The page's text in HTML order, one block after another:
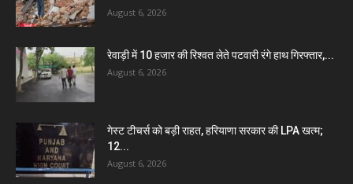
August 6, 2026
रेवाड़ी में 10 हजार की रिश्वत लेते पटवारी रंगे हाथ गिरफ्तार,...
August 6, 2026
गेस्ट टीचर्स को बड़ी राहत, हरियाणा सरकार की LPA खत्म;
12...
August 6, 2026